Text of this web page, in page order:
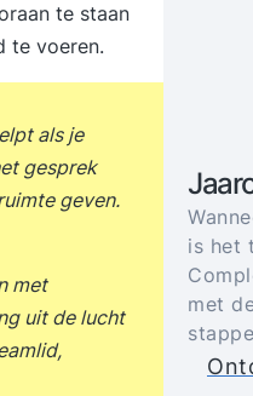
te staan
te voeren.
als je
gesprek
geven.
met
uit de lucht
is het
met